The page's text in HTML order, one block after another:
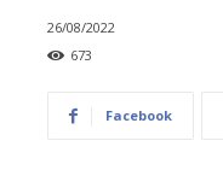
26/08/2022
673
Facebook